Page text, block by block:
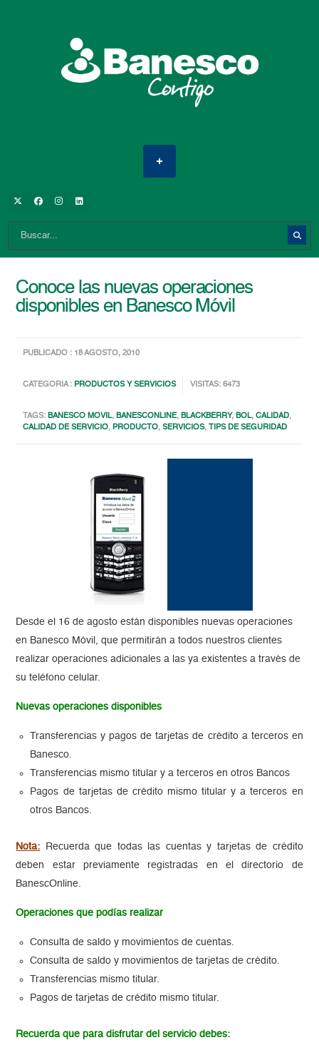
Conoce las nuevas operaciones
disponibles en Banesco Móvil
PUBLICADO : 18 AGOSTO, 2010
CATEGORIA : PRODUCTOS Y SERVICIOS VISITAS: 6473
TAGS:BANESCO MOVIL,BANESCONLINE,BLACKBERRY,BOL,CALIDAD,
CALIDAD DE SERVICIO, PRODUCTO,SERVICIOS, TIPS DE SEGURIDAD
Desde el 16 de agosto están disponibles nuevas operaciones
en Banesco Móvil, que permitirán a todos nuestros clientes
realizar operaciones adicionales a las ya existentes a través de
su teléfono celular.
Nuevas operaciones disponibles
Transferencias y pagos de tarjetas de crédito a terceros en
Banesco.
Transferencias mismo titular y a terceros en otros Bancos
Pagos de tarjetas de crédito mismo titular y a terceros en
otros Bancos.
Nota: Recuerda que todas las cuentas y tarjetas de crédito
deben estar previamente registradas en el directorio de
BanescOnline.
Operaciones que podías realizar
Consulta de saldo y movimientos de cuentas.
Consulta de saldo y movimientos de tarjetas de crédito.
Transferencias mismo titular.
Pagos de tarjetas de crédito mismo titular.
Recuerda que para disfrutar del servicio debes: